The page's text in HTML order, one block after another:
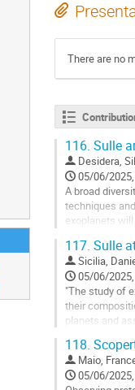
There are no
116. Sulle
Desidera,
05/06/
A broad
techniques
exoplanets
Go
to
contribution
page
117. Sulle
Sicilia,
05/06/
"The study of
their
planets and
A wide range
Go
to
118.
Maio,
05/06/